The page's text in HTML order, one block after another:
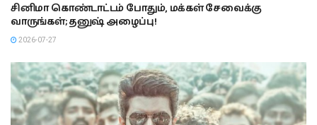
சினிமா கொண்டாட்டம் போதும், மக்கள் சேவைக்கு
வாருங்கள்; தனுஷ் அழைப்பு!
2026-07-27